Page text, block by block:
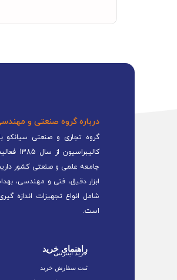
درباره گروه صنعتی و
گروه تجاری و صنعتی سیانکو
جامعه علمی و صنعتی کشور
ابزار دقیق، فنی و مهندسی،
شامل انواع تجهیزات اندازه
است.
راهنمای خرید
خرید اینترنتی
ثبت سفارش خرید